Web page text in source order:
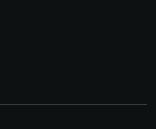
per il